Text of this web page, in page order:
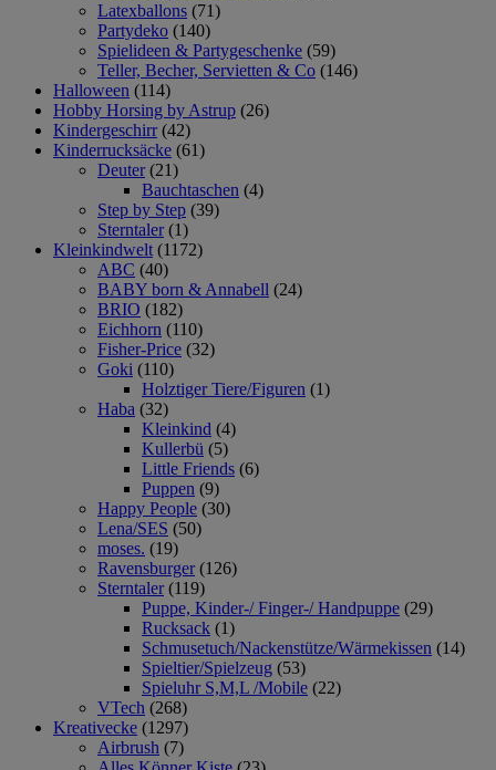
Latexballons (71)
Partydeko (140)
Spielideen & Partygeschenke (59)
Teller, Becher, Servietten & Co (146)
Halloween (114)
Hobby Horsing by Astrup (26)
Kindergeschirr (42)
Kinderrucksäcke (61)
Deuter (21)
Bauchtaschen (4)
Step by Step (39)
Sterntaler (1)
Kleinkindwelt (1172)
ABC (40)
BABY born & Annabell (24)
BRIO (182)
Eichhorn (110)
Fisher-Price (32)
Goki (110)
Holztiger Tiere/Figuren (1)
Haba (32)
Kleinkind (4)
Kullerbü (5)
Little Friends (6)
Puppen (9)
Happy People (30)
Lena/SES (50)
moses. (19)
Ravensburger (126)
Sterntaler (119)
Puppe, Kinder-/ Finger-/ Handpuppe (29)
Rucksack (1)
Schmusetuch/Nackenstütze/Wärmekissen (14)
Spieltier/Spielzeug (53)
Spieluhr S,M,L /Mobile (22)
VTech (268)
Kreativecke (1297)
Airbrush (7)